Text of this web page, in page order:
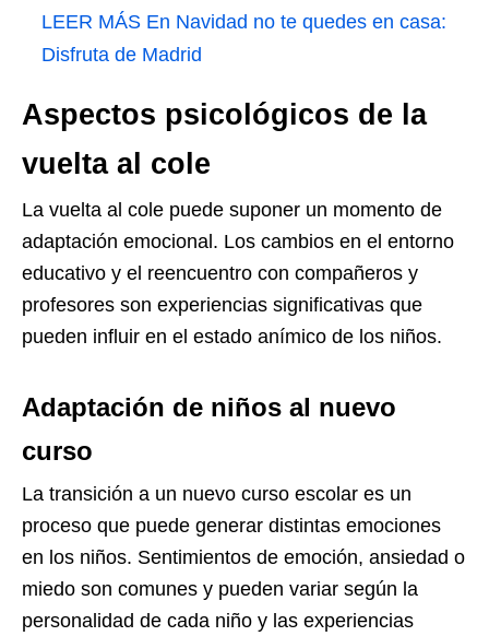
LEER MÁS En Navidad no te quedes en casa:
Disfruta de Madrid
Aspectos psicológicos de la
vuelta al cole
La vuelta al cole puede suponer un momento de
adaptación emocional. Los cambios en el entorno
educativo y el reencuentro con compañeros y
profesores son experiencias significativas que
pueden influir en el estado anímico de los niños.
Adaptación de niños al nuevo
curso
La transición a un nuevo curso escolar es un
proceso que puede generar distintas emociones
en los niños. Sentimientos de emoción, ansiedad o
miedo son comunes y pueden variar según la
personalidad de cada niño y las experiencias